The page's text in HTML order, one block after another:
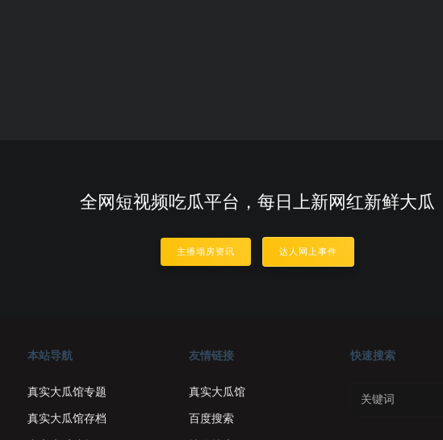
全网短视频吃瓜平台，每日上新网红新鲜大瓜
主播塌房资讯 达人网上事件
本站导航
真实大瓜馆专题
真实大瓜馆存档
友情链接
真实大瓜馆
百度搜索
快速搜索